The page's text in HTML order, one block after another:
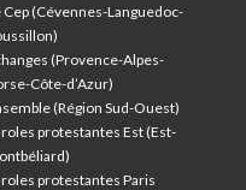
Cep (Cévennes-Languedoc-
(Provence-Alpes-
Côte-d’Azur)
(Région Sud-Ouest)
protestantes Est (Est-
protestantes Paris